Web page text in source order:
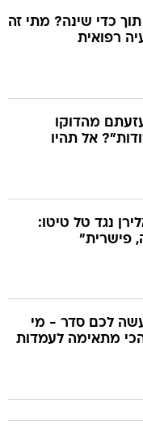
תוך כדי שינה? מתי זה
רפואית
מהדוקו
אל תהיו
נגד טל טיטו:
פישרית"
לכם סדר - מי
מתאימה לעמדות